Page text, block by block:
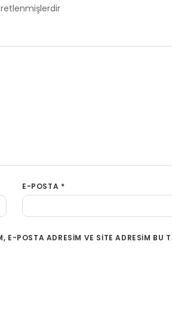
E-POSTA *
POSTA ADRESIM VE SITE ADRESIM BU